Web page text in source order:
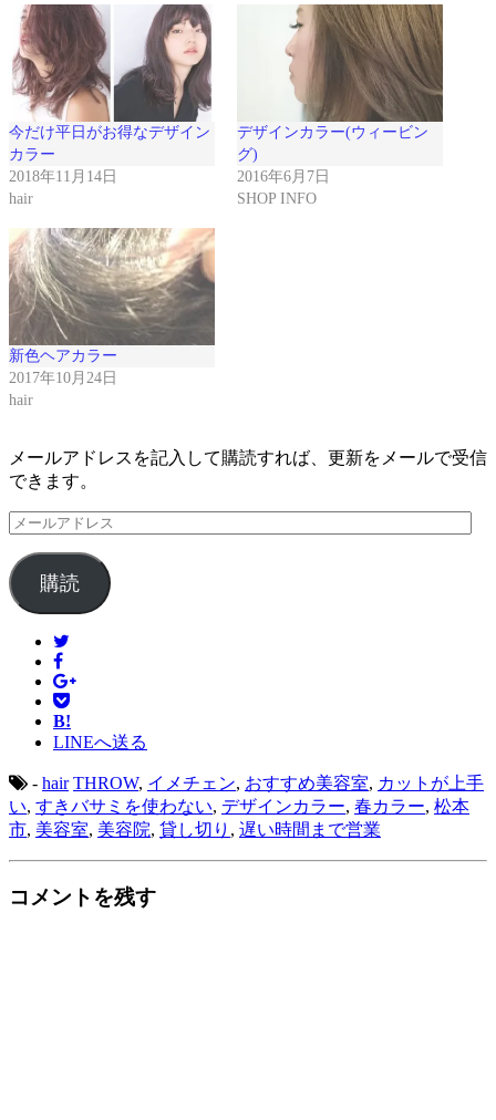
ィ
ン
ド
ウ
で
開
き
ま
す)
く
だ
さ
い
(新
し
い
ィ
ン
ウ
で
ま
す)
今だけ平日がお得なデザイン
カラー
2018年11月14日
hair
デザインカラー(ウィービン
グ)
2016年6月7日
SHOP INFO
新色ヘアカラー
2017年10月24日
hair
メールアドレスを記入して購読すれば、更新をメールで受信
できます。
メ
ル
ア
ド
購読
B!
LINEへ送る
- hair THROW, イメチェン, おすすめ美容室, カットが上手
い, すきバサミを使わない, デザインカラー, 春カラー, 松本
市, 美容室, 美容院, 貸し切り , 遅い時間まで営業
コメントを残す